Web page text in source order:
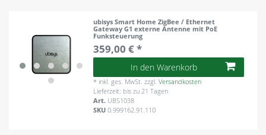
ubisys Smart Home ZigBee / Ethernet
Gateway G1 externe Antenne mit PoE
Funksteuerung
359,00 € *
In den Warenkorb
* inkl. ges. MwSt. zzgl.Versandkosten
Lieferzeit: bis zu 21 Tagen
Art. UBS1038
SKU0.999162.91.110